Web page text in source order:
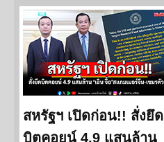
สหรัฐฯ เปิดก่อน!! สั่งยึด
บิตคอยน์ 4.9 แสนล้าน